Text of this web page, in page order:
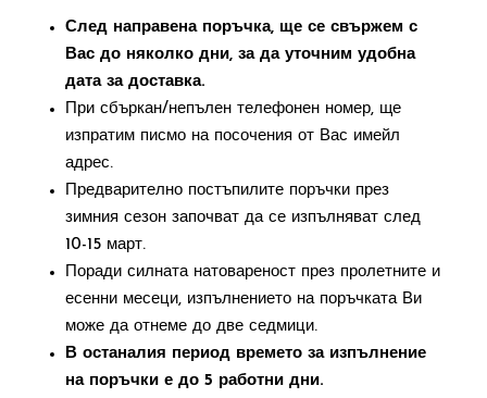
След направена поръчка, ще се свържем с
Вас до няколко дни, за да уточним удобна
дата за доставка.
При сбъркан/непълен телефонен номер, ще
изпратим писмо на посочения от Вас имейл
адрес.
Предварително постъпилите поръчки през
зимния сезон започват да се изпълняват след
10-15 март.
Поради силната натовареност през пролетните и
есенни месеци, изпълнението на поръчката Ви
може да отнеме до две седмици.
В останалия период времето за изпълнение
на поръчки е до 5 работни дни.